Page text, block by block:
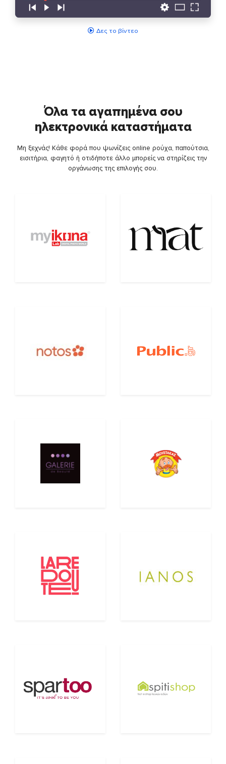
Δες το βίντεο
Όλα τα αγαπημένα σου
ηλεκτρονικά καταστήματα
Μη ξεχνάς! Κάθε φορά που ψωνίζεις online ρούχα, παπούτσια,
εισιτήρια, φαγητό ή οτιδήποτε άλλο μπορείς να στηρίζεις την
οργάνωσης της επιλογής σου.